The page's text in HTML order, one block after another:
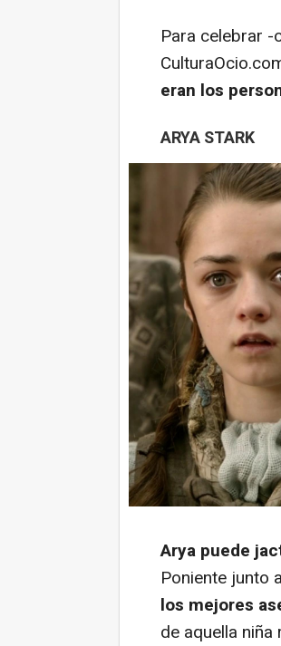
Para celebrar -
eran los
ARYA STARK
Arya puede
Poniente junto
los mejores
de aquella niña